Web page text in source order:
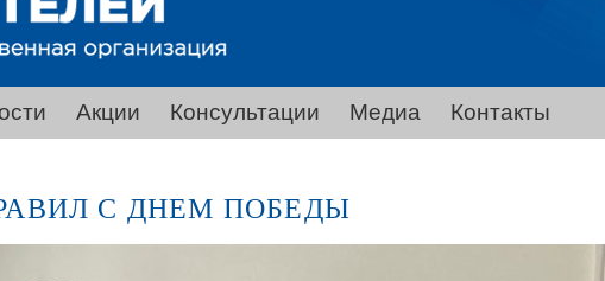
Акции Консультации Медиа Контакты
С ДНЕМ ПОБЕДЫ